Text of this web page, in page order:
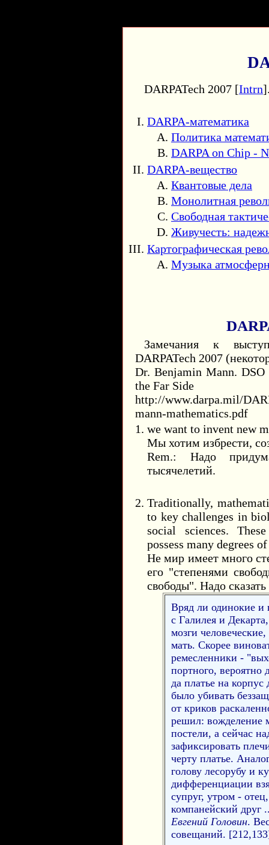
DARPATech 2007 [Intrn
DARPA-математика
Политика
DARPA on Chip -
DARPA-вещество
Квантовые дела
Монолитная
Свободная
Живучесть:
Картографическая
Музыка
Замечания к
DARPATech 2007
Dr. Benjamin Mann.
the Far Side
http://www.darpa.mil/
mann-mathematics.pdf
we want to invent new
Мы хотим избрести,
Rem.: Надо
тысячелетий.
Traditionally,
to key challenges in
social sciences.
possess many degrees
Не мир имеет много
его "степенями
свободы". Надо
Вряд ли одинокие и
с Галилея и
мозги
мать. Скорее
ремесленники -
портного, вероятно
да платье на
было убивать
от криков
решил: вожделение
постели, а сейчас
зафиксировать
черту платье.
голову лесорубу и
дифференциации
супруг, утром -
компанейский друг
Евгений Головин.
совещаний.